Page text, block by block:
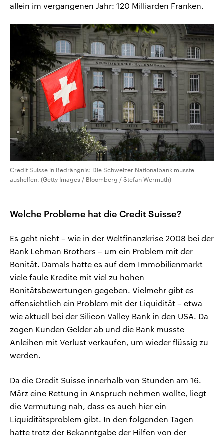
allein im vergangenen Jahr: 120 Milliarden Franken.
Credit Suisse in Bedrängnis: Die Schweizer Nationalbank musste
aushelfen. (Getty Images / Bloomberg / Stefan Wermuth)
Welche Probleme hat die Credit Suisse?
Es geht nicht – wie in der Weltfinanzkrise 2008 bei der
Bank Lehman Brothers – um ein Problem mit der
Bonität. Damals hatte es auf dem Immobilienmarkt
viele faule Kredite mit viel zu hohen
Bonitätsbewertungen gegeben. Vielmehr gibt es
offensichtlich ein Problem mit der Liquidität – etwa
wie aktuell bei der Silicon Valley Bank in den USA. Da
zogen Kunden Gelder ab und die Bank musste
Anleihen mit Verlust verkaufen, um wieder flüssig zu
werden.
Da die Credit Suisse innerhalb von Stunden am 16.
März eine Rettung in Anspruch nehmen wollte, liegt
die Vermutung nah, dass es auch hier ein
Liquiditätsproblem gibt. In den folgenden Tagen
hatte trotz der Bekanntgabe der Hilfen von der